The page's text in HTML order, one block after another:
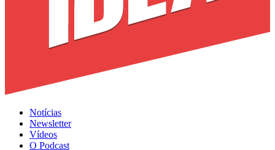
Notícias
Newsletter
Vídeos
O Podcast